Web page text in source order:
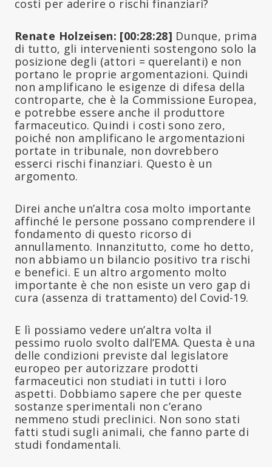
costi per aderire o rischi finanziari?
Renate Holzeisen: [00:28:28] Dunque, prima
di tutto, gli intervenienti sostengono solo la
posizione degli (attori = querelanti) e non
portano le proprie argomentazioni. Quindi
non amplificano le esigenze di difesa della
controparte, che è la Commissione Europea,
e potrebbe essere anche il produttore
farmaceutico. Quindi i costi sono zero,
poiché non amplificano le argomentazioni
portate in tribunale, non dovrebbero
esserci rischi finanziari. Questo è un
argomento.
Direi anche un’altra cosa molto importante
affinché le persone possano comprendere il
fondamento di questo ricorso di
annullamento. Innanzitutto, come ho detto,
non abbiamo un bilancio positivo tra rischi
e benefici. E un altro argomento molto
importante è che non esiste un vero gap di
cura (assenza di trattamento) del Covid-19.
E lì possiamo vedere un’altra volta il
pessimo ruolo svolto dall’EMA. Questa è una
delle condizioni previste dal legislatore
europeo per autorizzare prodotti
farmaceutici non studiati in tutti i loro
aspetti. Dobbiamo sapere che per queste
sostanze sperimentali non c’erano
nemmeno studi preclinici. Non sono stati
fatti studi sugli animali, che fanno parte di
studi fondamentali.